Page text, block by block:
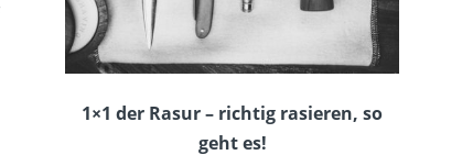
1×1 der Rasur – richtig rasieren, so
geht es!